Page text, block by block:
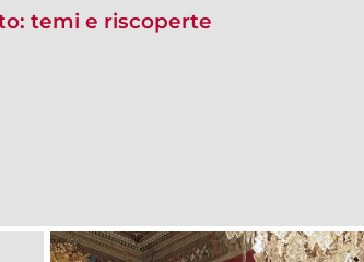
temi e riscoperte